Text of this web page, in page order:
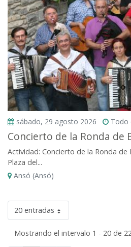
sábado, 29 agosto 2026 Todo
Concierto de la Ronda de
Actividad: Concierto de la Ronda de
Plaza del...
Ansó (Ansó)
20 entradas
Mostrando el intervalo 1 - 20 de